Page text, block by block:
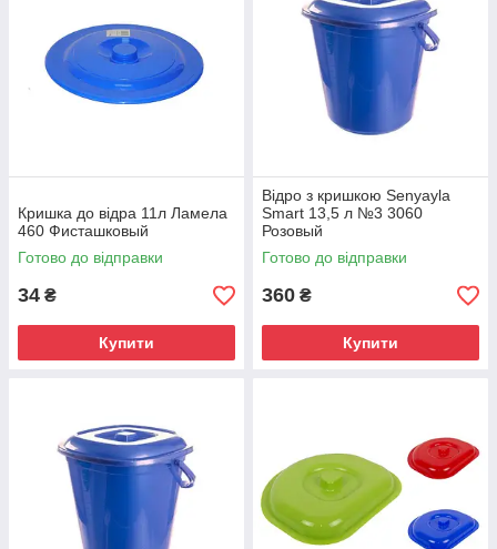
Кришка до відра 11л Ламела
460 Фисташковый
Готово до відправки
34 ₴
Купити
Відро з кришкою Senyayla
Smart 13,5 л №3 3060
Розовый
Готово до відправки
360 ₴
Купити